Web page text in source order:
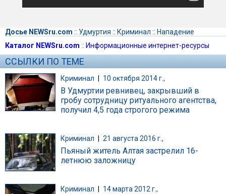
Досье NEWSru.com :: Удмуртия :: Криминал :: Нападение
Каталог NEWSru.com :: Информационные интернет-ресурсы
ССЫЛКИ ПО ТЕМЕ
Криминал | 10 октября 2014 г.,
В Удмуртии ревнивец, закрывший в
гробу сотрудницу ритуального агентства,
получил 4,5 года строгого режима
Криминал 21 августа 2016 г.,
Пьяный житель Алтая застрелил 16-
летнюю заложницу
Криминал 14 марта 2012 г.,